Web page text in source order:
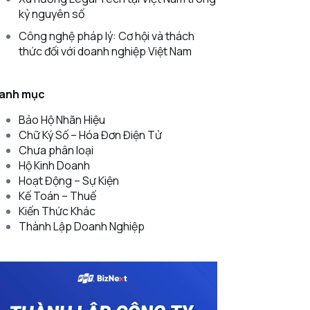
kỷ nguyên số
Công nghệ pháp lý: Cơ hội và thách
thức đối với doanh nghiệp Việt Nam
mục
Bảo Hộ Nhãn Hiệu
Chữ Ký Số – Hóa Đơn Điện Tử
Chưa phân loại
Hộ Kinh Doanh
Hoạt Động – Sự Kiện
Kế Toán – Thuế
Kiến Thức Khác
Thành Lập Doanh Nghiệp